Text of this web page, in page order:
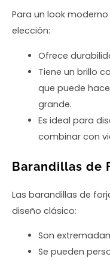
Para un look
elección:
Ofrece
Tiene un brillo
que puede
grande.
Es ideal para
combinar con
Barandillas de
Las barandillas de
diseño clásico:
Son
Se pueden